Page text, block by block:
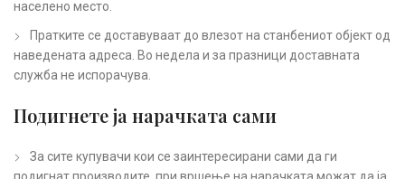
населено место.
Пратките се доставуваат до влезот на станбениот објект од
наведената адреса. Во недела и за празници доставната
служба не испорачува.
Подигнете ја нарачката сами
За сите купувачи кои се заинтересирани сами да ги
подигнат производите, при вршење на нарачката можат да ја